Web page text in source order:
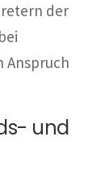
der
Anspruch
und